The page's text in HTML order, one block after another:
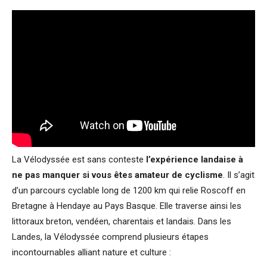
La Vélodyssée est sans conteste l’expérience landaise à
ne pas manquer si vous êtes amateur de cyclisme. Il s’agit
d’un parcours cyclable long de 1200 km qui relie Roscoff en
Bretagne à Hendaye au Pays Basque. Elle traverse ainsi les
littoraux breton, vendéen, charentais et landais. Dans les
Landes, la Vélodyssée comprend plusieurs étapes
incontournables alliant nature et culture :